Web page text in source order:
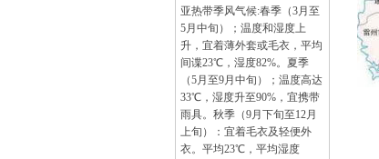
亚热带季风气候:春季（3月至
5月中旬）；温度和湿度上
升，宜着薄外套或毛衣，平均
间谍23℃，湿度82%。夏季
（5月至9月中旬）；温度高达
33℃，湿度升至90%，宜携带
雨具。秋季（9月下旬至12月
上旬）：宜着毛衣及轻便外
衣。平均23℃，平均湿度